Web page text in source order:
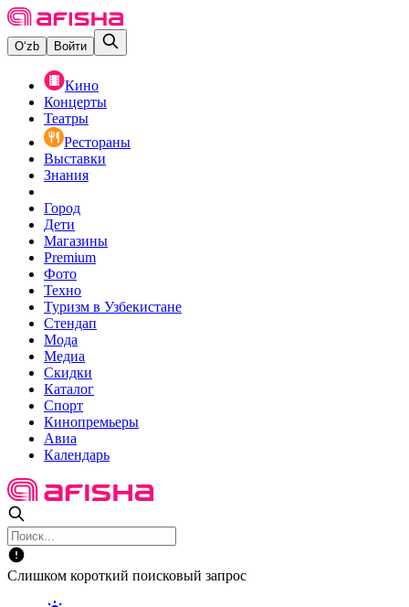
O‘zb Войти
Кино
Концерты
Театры
Рестораны
Выставки
Знания
Город
Дети
Магазины
Premium
Фото
Техно
Туризм в Узбекистане
Стендап
Мода
Медиа
Скидки
Каталог
Спорт
Кинопремьеры
Авиа
Календарь
Слишком короткий поисковый запрос